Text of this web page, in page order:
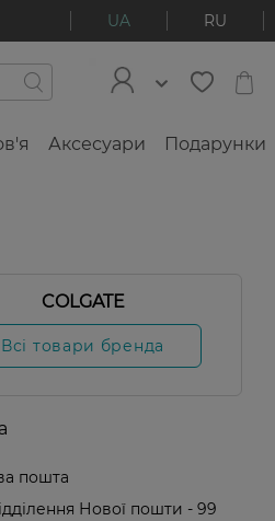
UA RU
Аксесуари Подарунки
COLGATE
Всі товари бренда
пошта
Нової пошти - 99